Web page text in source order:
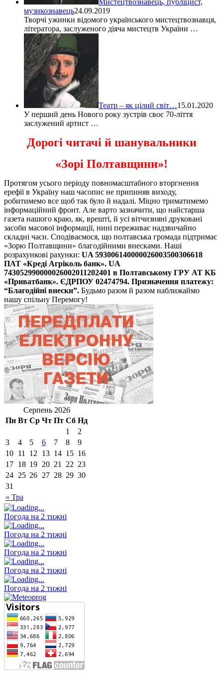
Мистецтвознавець, публіцист,
музикознавець24.09.2019
Творчі ужинки відомого українського мистецтвознавця,
літератора, заслуженого діяча мистецтв України …
Театр – як цілий світ…15.01.2020
У перший день Нового року зустрів своє 70-ліття
заслужений артист …
Дорогі читачі й шанувальники
«Зорі Полтавщини»!
Протягом усього періоду повномасштабного вторгнення
ерефії в Україну наш часопис не припиняв виходу,
робитимемо все щоб так було й надалі. Міцно триматимемо
інформаційний фронт. Але варто зазначити, що найстарша
газета нашого краю, як, врешті, й усі вітчизняні друковані
засоби масової інформації, нині переживає надзвичайно
складні часи. Сподіваємося, що полтавська громада підтримає
«Зорю Полтавщини» благодійними внесками. Наші
розрахункові рахунки: UA 593006140000026003500306618
ПАТ «Креді Агріколь банк». UA
743052990000026002011202401 в Полтавському ГРУ АТ КБ
«Приватбанк». ЄДРПОУ 02474794. Призначення платежу:
“Благодійні внески”. Будьмо разом й разом наближаймо
нашу спільну Перемогу!
Серпень 2026
Пн Вт Ср Чт Пт Сб Нд
« Тра
1
2
3
4 5 6 7 8
9
10 11 12 13 14 15 16
17 18 19 20 21 22 23
24 25 26 27 28 29 30
31
Погода на 2 тижні
Погода на 2 тижні
Погода на 2 тижні
Погода на 2 тижні
Погода на 2 тижні